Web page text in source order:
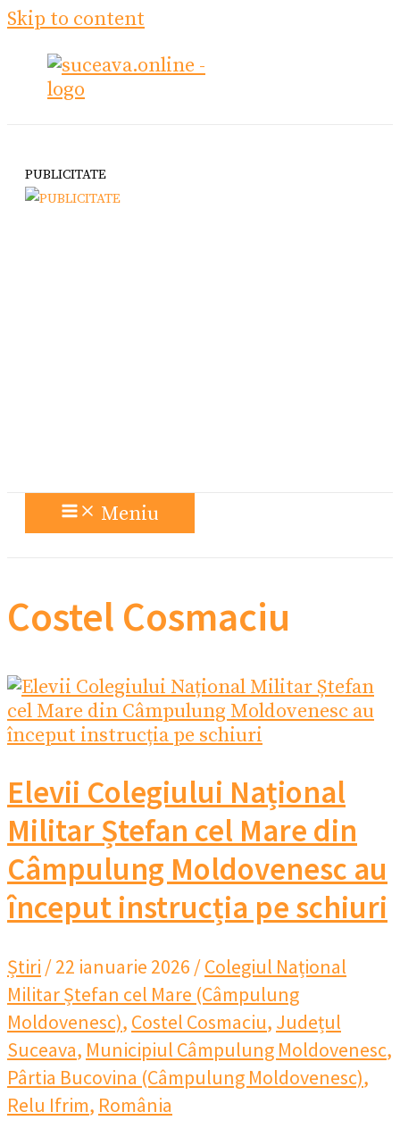
Skip to content
PUBLICITATE
Meniu
Costel Cosmaciu
Elevii Colegiului Național
Militar Ștefan cel Mare din
Câmpulung Moldovenesc au
început instrucția pe schiuri
Știri /22 ianuarie 2026 /Colegiul Național
Militar Ștefan cel Mare (Câmpulung
Moldovenesc), Costel Cosmaciu, Județul
Suceava, Municipiul Câmpulung Moldovenesc,
Pârtia Bucovina (Câmpulung Moldovenesc),
Relu Ifrim, România